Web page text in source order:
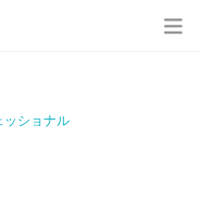
ッショナル